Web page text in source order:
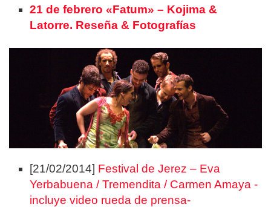
21 de febrero «Fatum» – Kojima &
Latorre. Reseña & Fotografías
[21/02/2014] Festival de Jerez – Eva
Yerbabuena / Tremendita / Carmen Amaya -
incluye video rueda de prensa-